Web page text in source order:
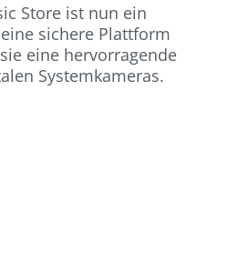
Store ist nun ein
sichere Plattform
eine hervorragende
Systemkameras.